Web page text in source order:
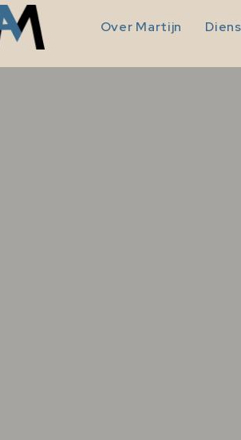
Over Martijn